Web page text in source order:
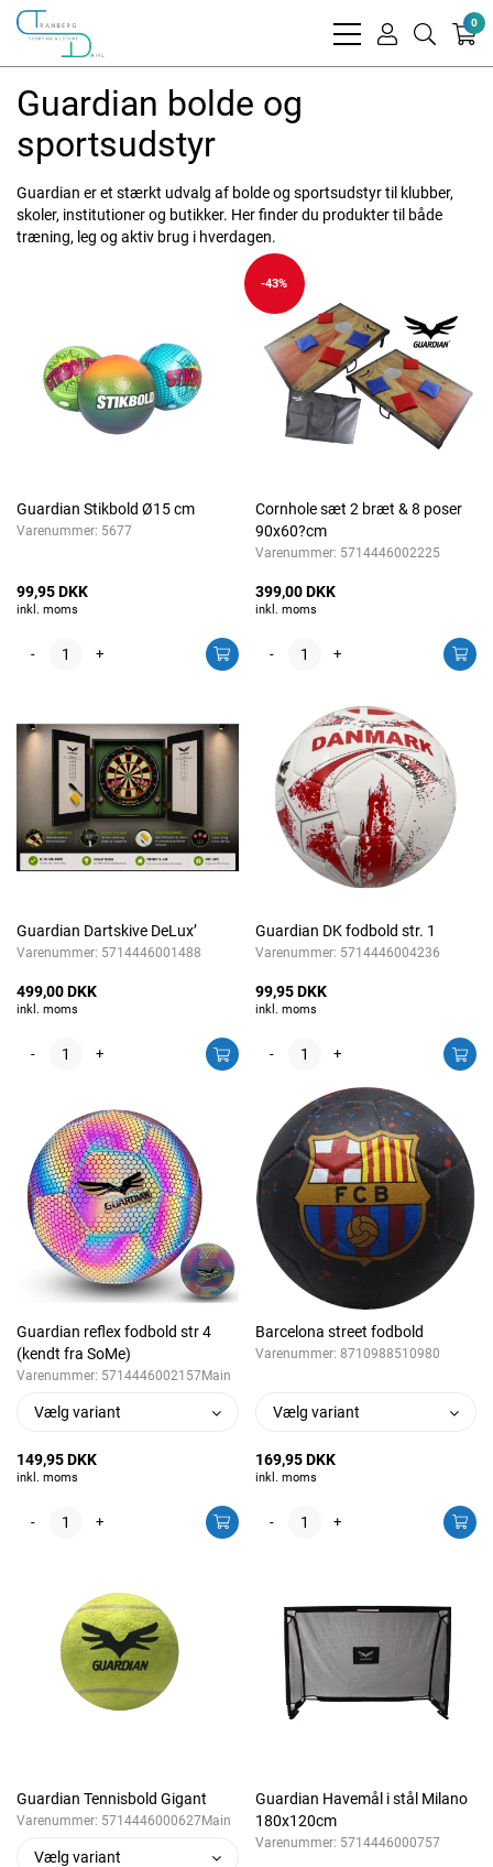
bars
user
search
0
Guardian bolde og
sportsudstyr
Guardian er et stærkt udvalg af bolde og sportsudstyr til klubber,
skoler, institutioner og butikker. Her finder du produkter til både
træning, leg og aktiv brug i hverdagen.
Guardian Stikbold Ø15 cm
Varenummer: 5677
99,95 DKK
inkl. moms
- +
-43%
Cornhole sæt 2 bræt & 8 poser
90x60?cm
Varenummer: 5714446002225
399,00 DKK
inkl. moms
- +
Guardian Dartskive DeLux’
Varenummer: 5714446001488
499,00 DKK
inkl. moms
- +
Guardian DK fodbold str. 1
Varenummer: 5714446004236
99,95 DKK
inkl. moms
- +
Guardian reflex fodbold str 4
(kendt fra SoMe)
Varenummer: 5714446002157Main
Vælg variant
149,95 DKK
inkl. moms
- +
Barcelona street fodbold
Varenummer: 8710988510980
Vælg variant
169,95 DKK
inkl. moms
- +
Guardian Tennisbold Gigant
Varenummer: 5714446000627Main
Vælg variant
Guardian Havemål i stål Milano
180x120cm
Varenummer: 5714446000757